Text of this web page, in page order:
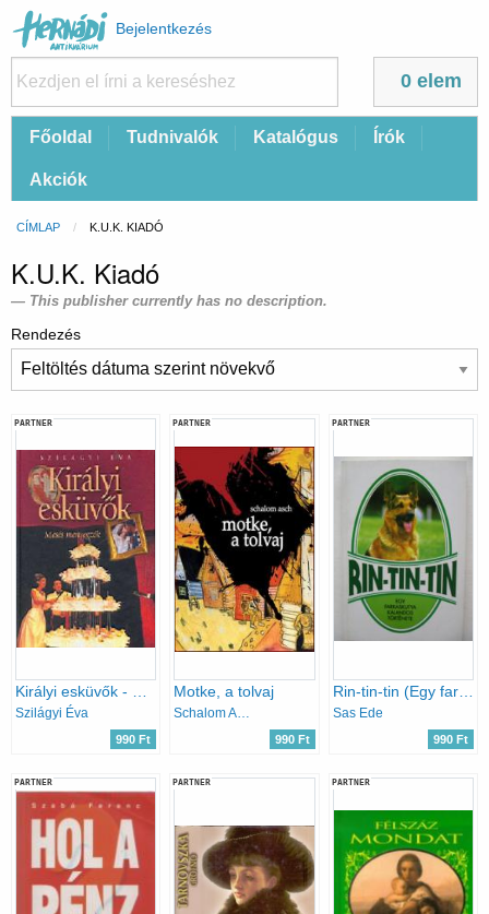
Felhasználói
fiók
menüje
Bejelentkezés
0 elem
FőFőoldal Tudnivalók Katalógus Írók
Akciók
Morzsa
CÍMLAP CURRENT:
K.U.K. KIADÓ
K.U.K. Kiadó
This publisher currently has no description.
Rendezés
PARTNER
Szilágyi Éva
990 Ft
PARTNER
Motke, a tolvaj
990 Ft
PARTNER
Rin-tin-tin (Egy farkaskutya kalandos története)
Sas Ede
990 Ft
PARTNER PARTNER PARTNER